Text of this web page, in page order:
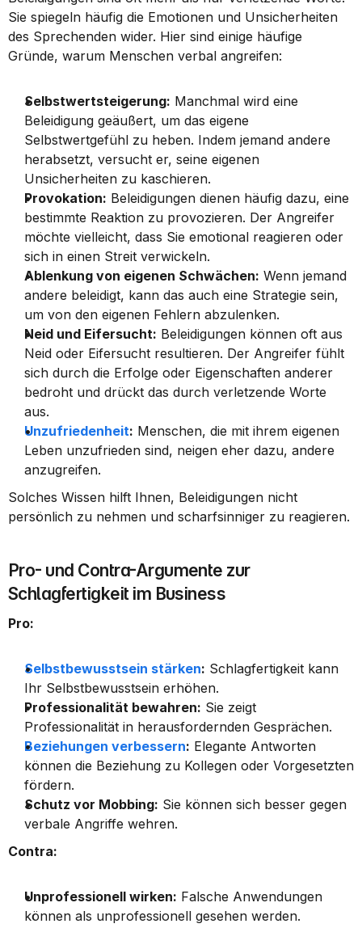
Sie spiegeln häufig die Emotionen und Unsicherheiten
des Sprechenden wider. Hier sind einige häufige
Gründe, warum Menschen verbal angreifen:
Selbstwertsteigerung: Manchmal wird eine
Beleidigung geäußert, um das eigene
Selbstwertgefühl zu heben. Indem jemand andere
herabsetzt, versucht er, seine eigenen
Unsicherheiten zu kaschieren.
Provokation: Beleidigungen dienen häufig dazu, eine
bestimmte Reaktion zu provozieren. Der Angreifer
möchte vielleicht, dass Sie emotional reagieren oder
sich in einen Streit verwickeln.
Ablenkung von eigenen Schwächen: Wenn jemand
andere beleidigt, kann das auch eine Strategie sein,
um von den eigenen Fehlern abzulenken.
Neid und Eifersucht: Beleidigungen können oft aus
Neid oder Eifersucht resultieren. Der Angreifer fühlt
sich durch die Erfolge oder Eigenschaften anderer
bedroht und drückt das durch verletzende Worte
aus.
Unzufriedenheit: Menschen, die mit ihrem eigenen
Leben unzufrieden sind, neigen eher dazu, andere
anzugreifen.
Solches Wissen hilft Ihnen, Beleidigungen nicht
persönlich zu nehmen und scharfsinniger zu reagieren.
Pro- und Contra-Argumente zur
Schlagfertigkeit im Business
Pro:
Selbstbewusstsein stärken: Schlagfertigkeit kann
Ihr Selbstbewusstsein erhöhen.
Professionalität bewahren: Sie zeigt
Professionalität in herausfordernden Gesprächen.
Beziehungen verbessern: Elegante Antworten
können die Beziehung zu Kollegen oder Vorgesetzten
fördern.
Schutz vor Mobbing: Sie können sich besser gegen
verbale Angriffe wehren.
Contra:
Unprofessionell wirken: Falsche Anwendungen
können als unprofessionell gesehen werden.